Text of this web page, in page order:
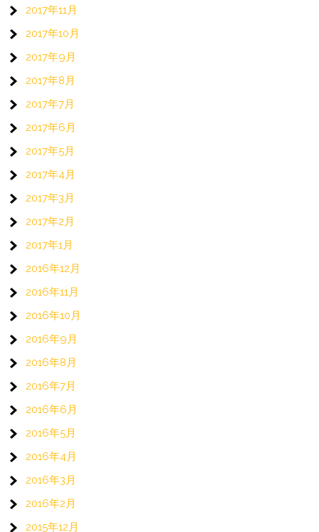
2017年11月
2017年10月
2017年9月
2017年8月
2017年7月
2017年6月
2017年5月
2017年4月
2017年3月
2017年2月
2017年1月
2016年12月
2016年11月
2016年10月
2016年9月
2016年8月
2016年7月
2016年6月
2016年5月
2016年4月
2016年3月
2016年2月
2015年12月